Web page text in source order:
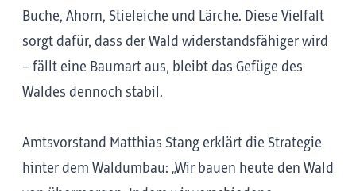
Buche, Ahorn, Stieleiche und Lärche. Diese Vielfalt
sorgt dafür, dass der Wald widerstandsfähiger wird
– fällt eine Baumart aus, bleibt das Gefüge des
Waldes dennoch stabil.
Amtsvorstand Matthias Stang erklärt die Strategie
hinter dem Waldumbau: „Wir bauen heute den Wald